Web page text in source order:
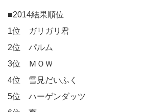
■2014結果順位
1位 ガリガリ君
2位 パルム
3位 ＭＯＷ
4位 雪見だいふく
5位 ハーゲンダッツ